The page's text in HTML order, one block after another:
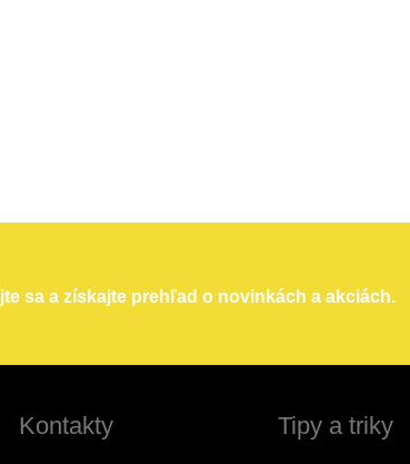
sa a získajte prehľad o novinkách a akciách.
Kontakty Tipy a triky